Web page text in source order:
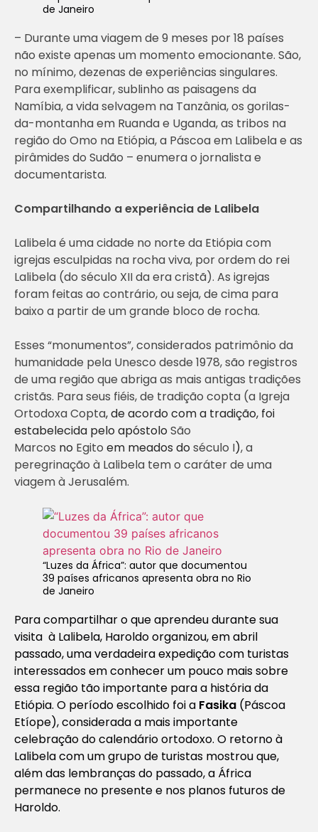
de Janeiro
– Durante uma viagem de 9 meses por 18 países
não existe apenas um momento emocionante. São,
no mínimo, dezenas de experiências singulares.
Para exemplificar, sublinho as paisagens da
Namíbia, a vida selvagem na Tanzânia, os gorilas-
da-montanha em Ruanda e Uganda, as tribos na
região do Omo na Etiópia, a Páscoa em Lalibela e as
pirâmides do Sudão – enumera o jornalista e
documentarista.
Compartilhando a experiência de Lalibela
Lalibela é uma cidade no norte da Etiópia com
igrejas esculpidas na rocha viva, por ordem do rei
Lalibela (do século XII da era cristã). As igrejas
foram feitas ao contrário, ou seja, de cima para
baixo a partir de um grande bloco de rocha.
Esses “monumentos”, considerados patrimônio da
humanidade pela Unesco desde 1978, são registros
de uma região que abriga as mais antigas tradições
cristãs. Para seus fiéis, de tradição copta (a Igreja
Ortodoxa Copta, de acordo com a tradição, foi
estabelecida pelo apóstolo São
Marcos no Egito em meados do século I), a
peregrinação à Lalibela tem o caráter de uma
viagem à Jerusalém.
“Luzes da África”: autor que documentou
39 países africanos apresenta obra no Rio
de Janeiro
Para compartilhar o que aprendeu durante sua
visita à Lalibela, Haroldo organizou, em abril
passado, uma verdadeira expedição com turistas
interessados em conhecer um pouco mais sobre
essa região tão importante para a história da
Etiópia. O período escolhido foi a Fasika (Páscoa
Etíope), considerada a mais importante
celebração do calendário ortodoxo. O retorno à
Lalibela com um grupo de turistas mostrou que,
além das lembranças do passado, a África
permanece no presente e nos planos futuros de
Haroldo.